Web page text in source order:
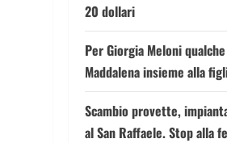
20 dollari
Per Giorgia Meloni
Maddalena insieme alla
Scambio provette,
al San Raffaele. Stop alla